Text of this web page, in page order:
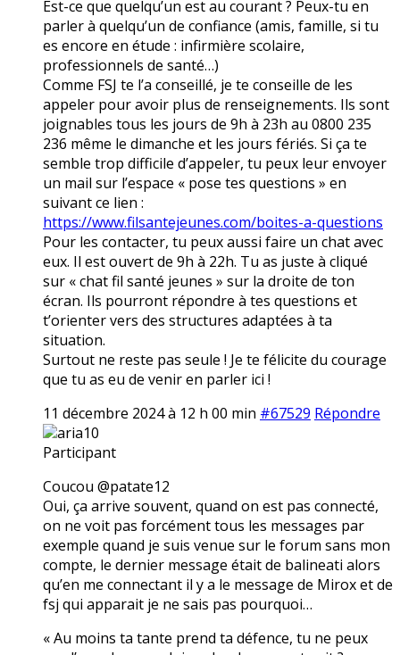
Est-ce que quelqu’un est au courant ? Peux-tu en
parler à quelqu’un de confiance (amis, famille, si tu
es encore en étude : infirmière scolaire,
professionnels de santé…)
Comme FSJ te l’a conseillé, je te conseille de les
appeler pour avoir plus de renseignements. Ils sont
joignables tous les jours de 9h à 23h au 0800 235
236 même le dimanche et les jours fériés. Si ça te
semble trop difficile d’appeler, tu peux leur envoyer
un mail sur l’espace « pose tes questions » en
suivant ce lien :
https://www.filsantejeunes.com/boites-a-questions
Pour les contacter, tu peux aussi faire un chat avec
eux. Il est ouvert de 9h à 22h. Tu as juste à cliqué
sur « chat fil santé jeunes » sur la droite de ton
écran. Ils pourront répondre à tes questions et
t’orienter vers des structures adaptées à ta
situation.
Surtout ne reste pas seule ! Je te félicite du courage
que tu as eu de venir en parler ici !
11 décembre 2024 à 12 h 00 min #67529 Répondre
aria10
Participant
Coucou @patate12
Oui, ça arrive souvent, quand on est pas connecté,
on ne voit pas forcément tous les messages par
exemple quand je suis venue sur le forum sans mon
compte, le dernier message était de balineati alors
qu’en me connectant il y a le message de Mirox et de
fsj qui apparait je ne sais pas pourquoi…
« Au moins ta tante prend ta défence, tu ne peux